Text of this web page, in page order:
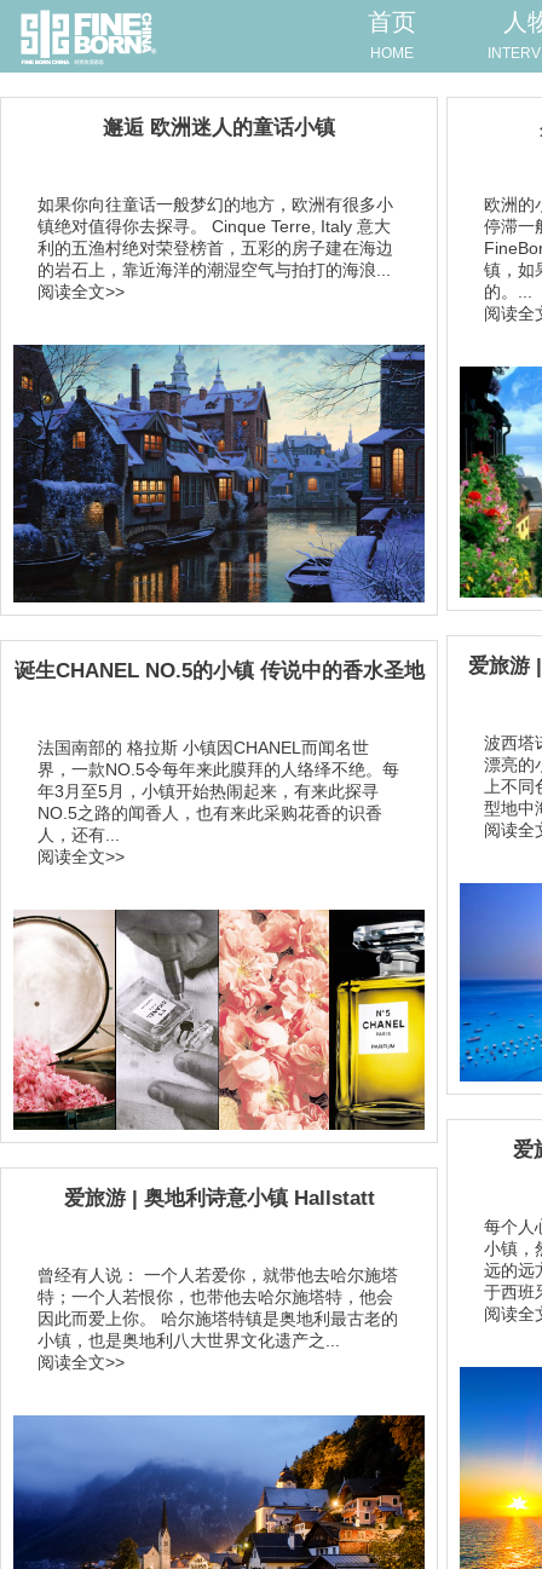
首页
HOME
人
邂逅 欧洲迷人的童话小镇
如果你向往童话一般梦幻的地方，欧洲有很多小
镇绝对值得你去探寻。 Cinque Terre, Italy 意大
利的五渔村绝对荣登榜首，五彩的房子建在海边
的岩石上，靠近海洋的潮湿空气与拍打的海浪...
阅读全文>>
欧洲的
停滞一
镇，如
的。...
阅读全
爱旅游
波西塔
漂亮的
上不
型地中
阅读全
诞生CHANEL NO.5的小镇 传说中的香水圣地
法国南部的 格拉斯 小镇因CHANEL而闻名世
界，一款NO.5令每年来此膜拜的人络绎不绝。每
年3月至5月，小镇开始热闹起来，有来此探寻
NO.5之路的闻香人，也有来此采购花香的识香
人，还有...
阅读全文>>
爱
每个人
小镇，
远的远
于西班
阅读全
爱旅游 | 奥地利诗意小镇 Hallstatt
曾经有人说： 一个人若爱你，就带他去哈尔施塔
特；一个人若恨你，也带他去哈尔施塔特，他会
因此而爱上你。 哈尔施塔特镇是奥地利最古老的
小镇，也是奥地利八大世界文化遗产之...
阅读全文>>